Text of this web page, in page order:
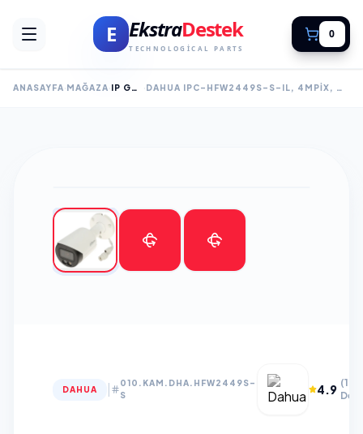
E EkstraDestek
TECHNOLOGICAL PARTS
0
ANASAYFA MAĞAZA IP GÜVENLİK KAMERALARI DAHUA IPC-HFW2449S-S-IL, 4MPIX, WIZSENSE, DUAL SMART LIGHT, 3,6MM LENS, H265+, 30MT GECE GÖRÜŞÜ, IP67, DAHILI MIKROFON, POE BULLET IP KAMERA
DAHUA
010.KAM.DHA.HFW2449S-
S
4.9